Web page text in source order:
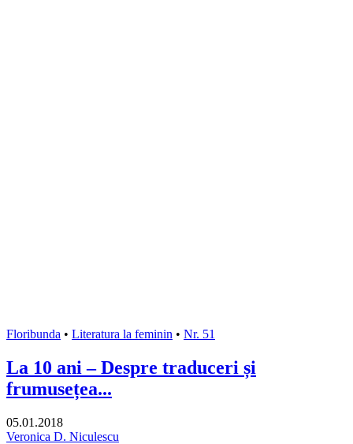
Floribunda • Literatura la feminin • Nr. 51
La 10 ani – Despre traduceri și
frumusețea...
05.01.2018
Veronica D. Niculescu